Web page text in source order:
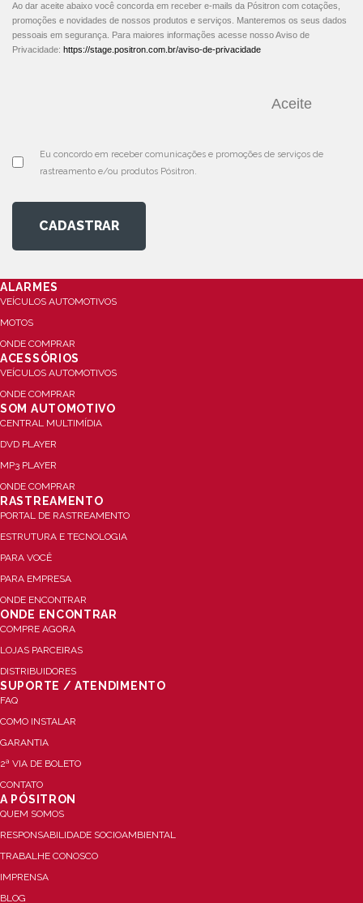
Ao dar aceite abaixo você concorda em receber e-mails da Pósitron com cotações,
promoções e novidades de nossos produtos e serviços. Manteremos os seus dados
pessoais em segurança. Para maiores informações acesse nosso Aviso de
Privacidade: https://stage.positron.com.br/aviso-de-privacidade
Eu concordo em receber comunicações e promoções de serviços de
rastreamento e/ou produtos Pósitron.
CADASTRAR
ALARMES
VEÍCULOS AUTOMOTIVOS
MOTOS
ONDE COMPRAR
ACESSÓRIOS
VEÍCULOS AUTOMOTIVOS
ONDE COMPRAR
SOM AUTOMOTIVO
CENTRAL MULTIMÍDIA
DVD PLAYER
MP3 PLAYER
ONDE COMPRAR
RASTREAMENTO
PORTAL DE RASTREAMENTO
ESTRUTURA E TECNOLOGIA
PARA VOCÊ
PARA EMPRESA
ONDE ENCONTRAR
ONDE ENCONTRAR
COMPRE AGORA
LOJAS PARCEIRAS
DISTRIBUIDORES
SUPORTE / ATENDIMENTO
FAQ
COMO INSTALAR
GARANTIA
2ª VIA DE BOLETO
CONTATO
A PÓSITRON
QUEM SOMOS
RESPONSABILIDADE SOCIOAMBIENTAL
TRABALHE CONOSCO
IMPRENSA
BLOG